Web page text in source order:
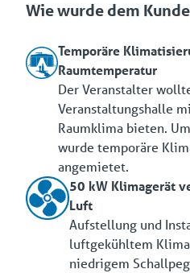
Wie wurde dem
Temporäre
Raumtemperatur
Der Veranstalter
Veranstaltungshalle
Raumklima bieten.
wurde temporäre
angemietet.
50 kW Klimagerät
Luft
Aufstellung und
luftgekühltem
niedrigem